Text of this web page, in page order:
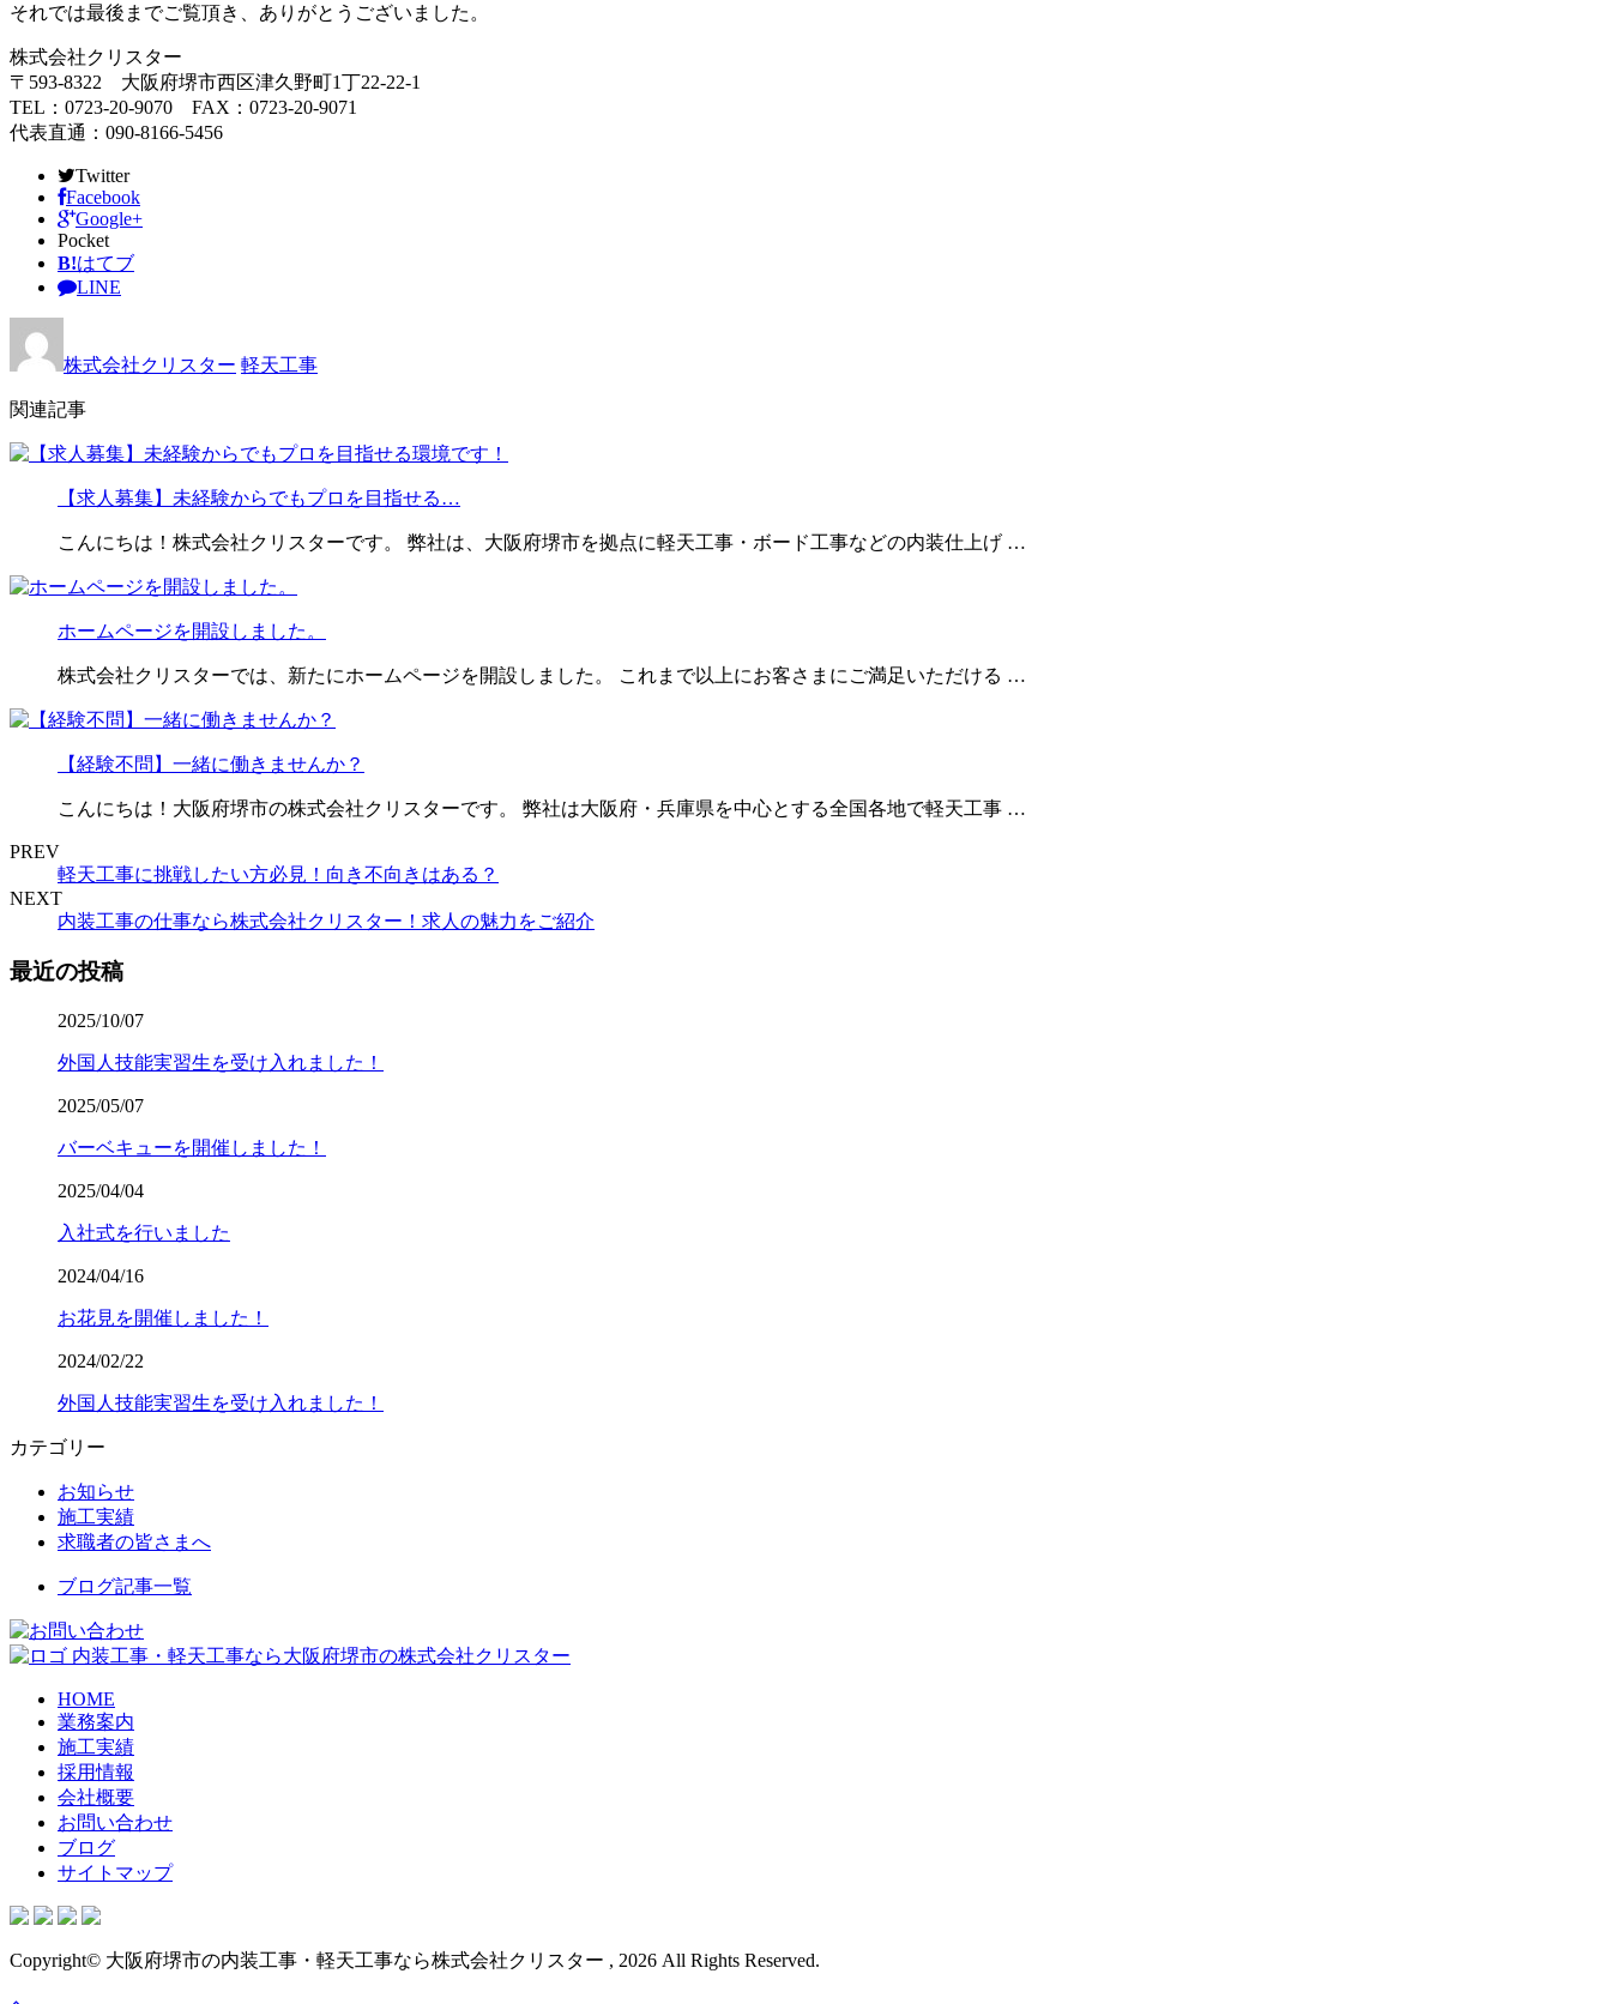
それでは最後までご覧頂き、ありがとうございました。
株式会社クリスター
〒593-8322 大阪府堺市西区津久野町1丁22-22-1
TEL：0723-20-9070 FAX：0723-20-9071
代表直通：090-8166-5456
Twitter
Facebook
Google+
Pocket
B!はてブ
LINE
株式会社クリスター 軽天工事
関連記事
【求人募集】未経験からでもプロを目指せる…
こんにちは！株式会社クリスターです。 弊社は、大阪府堺市を拠点に軽天工事・ボード工事などの内装仕上げ …
ホームページを開設しました。
株式会社クリスターでは、新たにホームページを開設しました。 これまで以上にお客さまにご満足いただける …
【経験不問】一緒に働きませんか？
こんにちは！大阪府堺市の株式会社クリスターです。 弊社は大阪府・兵庫県を中心とする全国各地で軽天工事 …
PREV
軽天工事に挑戦したい方必見！向き不向きはある？
NEXT
内装工事の仕事なら株式会社クリスター！求人の魅力をご紹介
最近の投稿
2025/10/07
外国人技能実習生を受け入れました！
2025/05/07
バーベキューを開催しました！
2025/04/04
入社式を行いました
2024/04/16
お花見を開催しました！
2024/02/22
外国人技能実習生を受け入れました！
カテゴリー
お知らせ
施工実績
求職者の皆さまへ
ブログ記事一覧
内装工事・軽天工事なら大阪府堺市の株式会社クリスター
HOME
業務案内
施工実績
採用情報
会社概要
お問い合わせ
ブログ
サイトマップ
Copyright© 大阪府堺市の内装工事・軽天工事なら株式会社クリスター , 2026 All Rights Reserved.